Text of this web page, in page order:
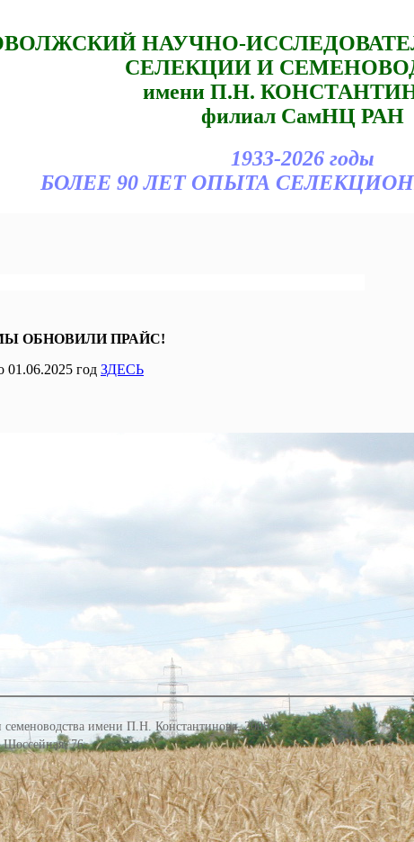
НАУЧНО-
СЕЛЕКЦИИ И
имени П.Н.
филиал СамНЦ РАН
1933-2026 годы
БОЛЕЕ 90 ЛЕТ ОПЫТА
ОБНОВИЛИ ПРАЙС!
01.06.2025 год ЗДЕСЬ
имени П.Н. Константинова, 2008
Шоссейная, 76